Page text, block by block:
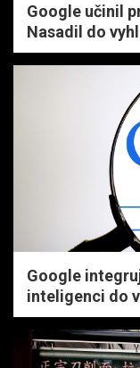
Google učinil
Nasadil do
Google
inteligenci do